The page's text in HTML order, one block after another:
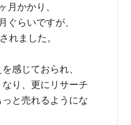
月かかり、
ぐらいですが、
れました。
感じておられ、
り、更にリサーチ
と売れるようにな